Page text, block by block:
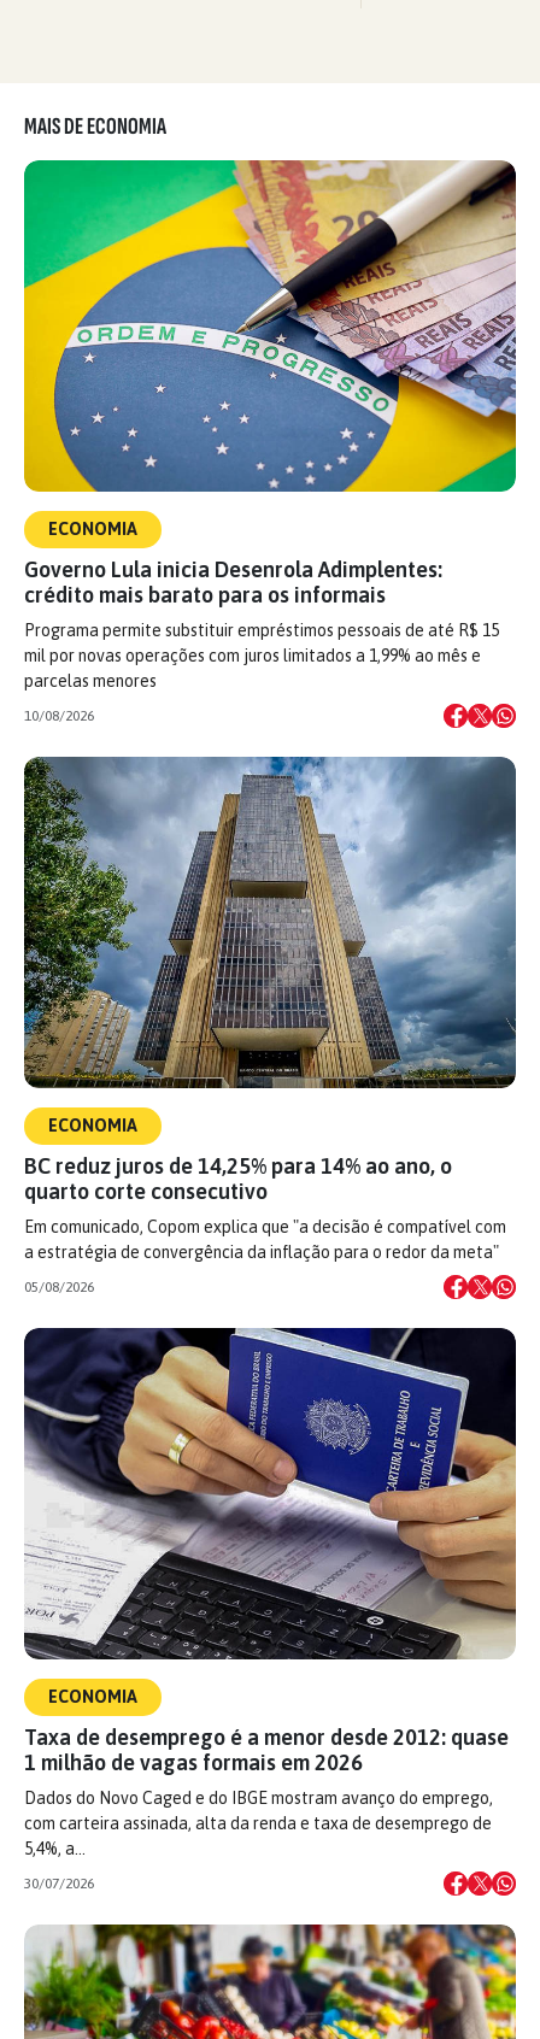
MAIS DE ECONOMIA
ECONOMIA
Governo Lula inicia Desenrola Adimplentes:
crédito mais barato para os informais
Programa permite substituir empréstimos pessoais de até R$ 15
mil por novas operações com juros limitados a 1,99% ao mês e
parcelas menores
10/08/2026
ECONOMIA
BC reduz juros de 14,25% para 14% ao ano, o
quarto corte consecutivo
Em comunicado, Copom explica que "a decisão é compatível com
a estratégia de convergência da inflação para o redor da meta"
05/08/2026
ECONOMIA
Taxa de desemprego é a menor desde 2012: quase
1 milhão de vagas formais em 2026
Dados do Novo Caged e do IBGE mostram avanço do emprego,
com carteira assinada, alta da renda e taxa de desemprego de
5,4%, a…
30/07/2026